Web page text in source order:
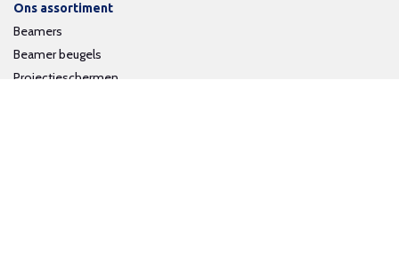
Ons assortiment
Beamers
Beamer beugels
Projectieschermen